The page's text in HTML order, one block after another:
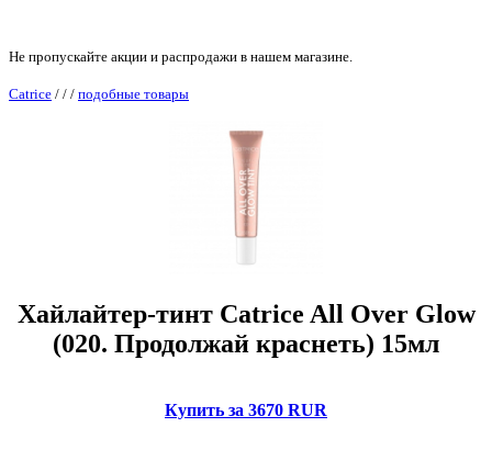
Не пропускайте акции и распродажи в нашем магазине.
Catrice / / / подобные товары
Хайлайтер-тинт Catrice All Over Glow
(020. Продолжай краснеть) 15мл
Купить за 3670 RUR